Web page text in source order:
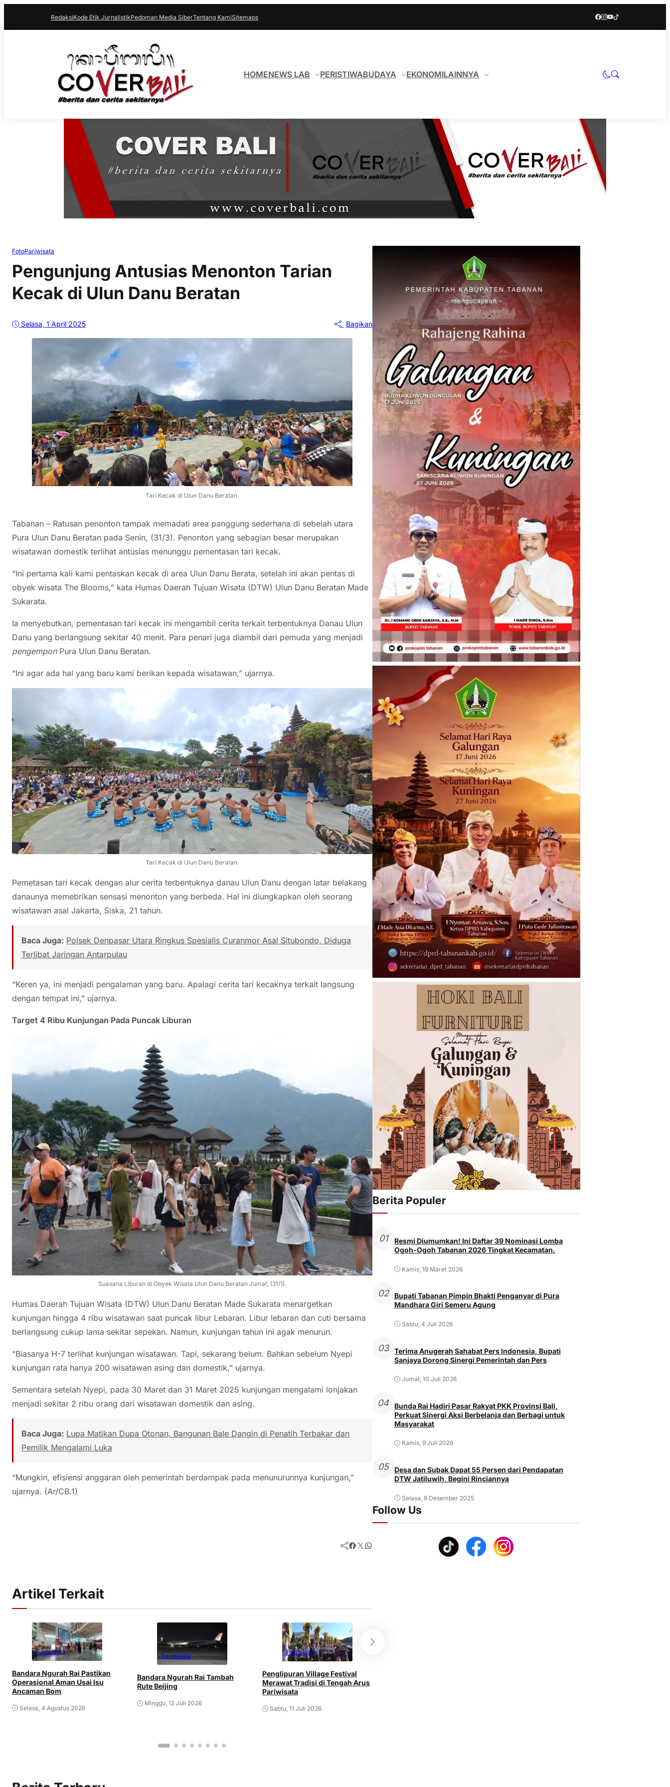
RedaksiKode Etik JurnalistikPedoman Media SiberTentang KamiSitemaps
HOMENEWS LAB PERISTIWABUDAYA EKONOMILAINNYA
FotoPariwisata
Pengunjung Antusias Menonton Tarian
Kecak di Ulun Danu Beratan
Selasa, 1 April 2025 Bagikan
Tari Kecak di Ulun Danu Beratan.
Tabanan – Ratusan penonton tampak memadati area panggung sederhana di sebelah utara
Pura Ulun Danu Beratan pada Senin, (31/3). Penonton yang sebagian besar merupakan
wisatawan domestik terlihat antusias menunggu pementasan tari kecak.
“Ini pertama kali kami pentaskan kecak di area Ulun Danu Berata, setelah ini akan pentas di
obyek wisata The Blooms,” kata Humas Daerah Tujuan Wisata (DTW) Ulun Danu Beratan Made
Sukarata.
Ia menyebutkan, pementasan tari kecak ini mengambil cerita terkait terbentuknya Danau Ulun
Danu yang berlangsung sekitar 40 menit. Para penari juga diambil dari pemuda yang menjadi
pengemponPura Ulun Danu Beratan.
“Ini agar ada hal yang baru kami berikan kepada wisatawan,” ujarnya.
Tari Kecak di Ulun Danu Beratan.
Pemetasan tari kecak dengan alur cerita terbentuknya danau Ulun Danu dengan latar belakang
danaunya memebrikan sensasi menonton yang berbeda. Hal ini diungkapkan oleh seorang
wisatawan asal Jakarta, Siska, 21 tahun.
Baca Juga: Polsek Denpasar Utara Ringkus Spesialis Curanmor Asal Situbondo, Diduga
Terlibat Jaringan Antarpulau
“Keren ya, ini menjadi pengalaman yang baru. Apalagi cerita tari kecaknya terkait langsung
dengan tempat ini,” ujarnya.
Target 4 Ribu Kunjungan Pada Puncak Liburan
Suasana Liburan di Obyek Wisata Ulun Danu Beratan Jumat, (31/1).
Humas Daerah Tujuan Wisata (DTW) Ulun Danu Beratan Made Sukarata menargetkan
kunjungan hingga 4 ribu wisatawan saat puncak libur Lebaran. Libur lebaran dan cuti bersama
berlangsung cukup lama sekitar sepekan. Namun, kunjungan tahun ini agak menurun.
“Biasanya H-7 terlihat kunjungan wisatawan. Tapi, sekarang belum. Bahkan sebelum Nyepi
kunjungan rata hanya 200 wisatawan asing dan domestik,” ujarnya.
Sementara setelah Nyepi, pada 30 Maret dan 31 Maret 2025 kunjungan mengalami lonjakan
menjadi sekitar 2 ribu orang dari wisatawan domestik dan asing.
Baca Juga: Lupa Matikan Dupa Otonan, Bangunan Bale Dangin di Penatih Terbakar dan
Pemilik Mengalami Luka
“Mungkin, efisiensi anggaran oleh pemerintah berdampak pada menunurunnya kunjungan,”
ujarnya. (Ar/CB.1)
Facebook Twitter WhatsApp
Artikel Terkait
Pariwisata
Bandara Ngurah Rai Pastikan
Operasional Aman Usai Isu
Ancaman Bom
Selasa, 4 Agustus 2026
Pariwisata
Bandara Ngurah Rai Tambah
Rute Beijing
Minggu, 12 Juli 2026
Pariwisata
Penglipuran Village Festival
Merawat Tradisi di Tengah Arus
Pariwisata
Sabtu, 11 Juli 2026
Berita Populer
01
Resmi Diumumkan! Ini Daftar 39 Nominasi Lomba
Ogoh-Ogoh Tabanan 2026 Tingkat Kecamatan.
Kamis, 19 Maret 2026
02
Bupati Tabanan Pimpin Bhakti Penganyar di Pura
Mandhara Giri Semeru Agung
Sabtu, 4 Juli 2026
03
Terima Anugerah Sahabat Pers Indonesia, Bupati
Sanjaya Dorong Sinergi Pemerintah dan Pers
Jumat, 10 Juli 2026
04
Bunda Rai Hadiri Pasar Rakyat PKK Provinsi Bali,
Perkuat Sinergi Aksi Berbelanja dan Berbagi untuk
Masyarakat
Kamis, 9 Juli 2026
05
Desa dan Subak Dapat 55 Persen dari Pendapatan
DTW Jatiluwih, Begini Rinciannya
Selasa, 9 Desember 2025
Follow Us